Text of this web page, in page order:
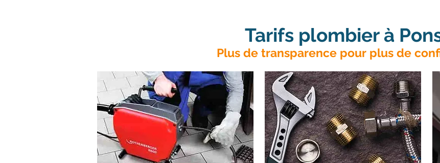
​Plus de transparence pour plus de
Tarifs plombier à